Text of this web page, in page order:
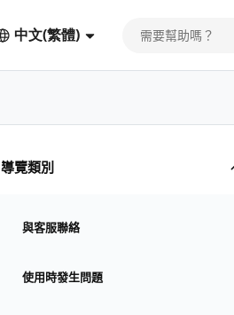
中文(繁體)
導覽類別
與客服聯絡
使用時發生問題